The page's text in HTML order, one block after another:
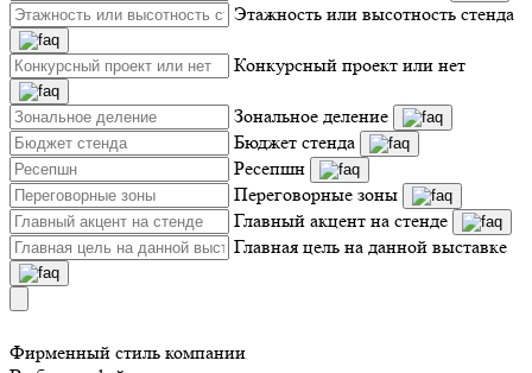
Этажность или высотность стенда
Конкурсный проект или нет
Зональное деление
Бюджет стенда
Ресепшн
Переговорные зоны
Главный акцент на стенде
Главная цель на данной выставке
Фирменный стиль компании